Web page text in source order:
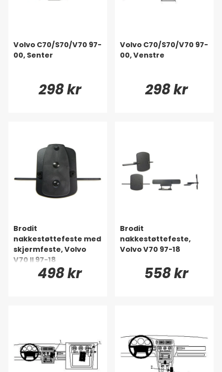
Volvo C70/S70/V70 97-
00, Senter
298 kr
Volvo C70/S70/V70 97-
00, Venstre
298 kr
Brodit
nakkestøttefeste med
skjermfeste, Volvo
V70 II 97-18
498 kr
Brodit
nakkestøttefeste,
Volvo V70 97-18
558 kr